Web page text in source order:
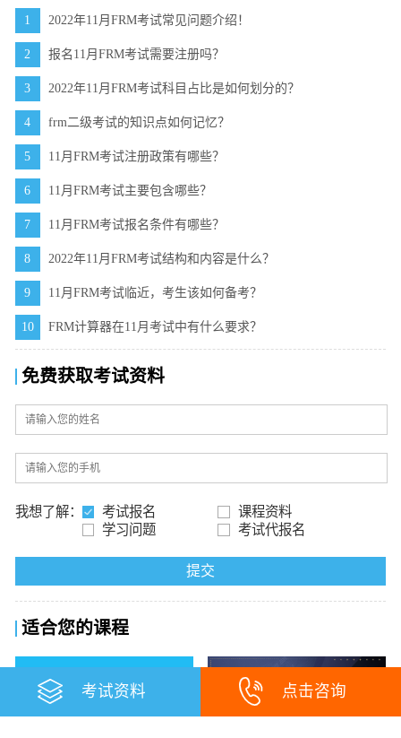
1 2022年11月FRM考试常见问题介绍！
2 报名11月FRM考试需要注册吗？
3 2022年11月FRM考试科目占比是如何划分的？
4 frm二级考试的知识点如何记忆？
5 11月FRM考试注册政策有哪些？
6 11月FRM考试主要包含哪些？
7 11月FRM考试报名条件有哪些？
8 2022年11月FRM考试结构和内容是什么？
9 11月FRM考试临近，考生该如何备考？
10 FRM计算器在11月考试中有什么要求？
免费获取考试资料
我想了解： 考试报名
课程资料
学习问题
考试代报名
提交
适合您的课程
考试资料 点击咨询